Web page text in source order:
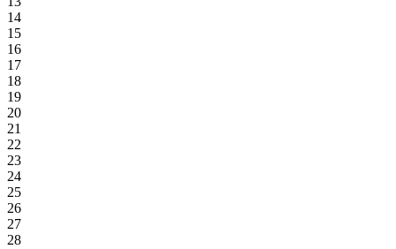
14
15
16
17
18
19
20
21
22
23
24
25
26
27
28